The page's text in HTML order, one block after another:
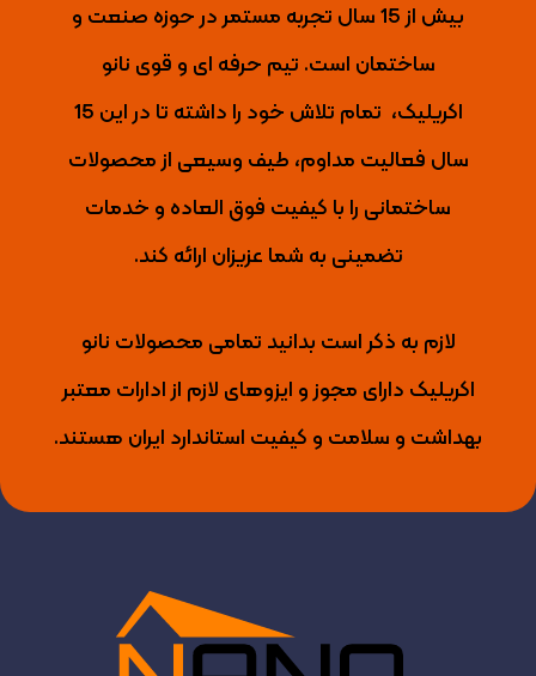
بیش از 15 سال تجربه مستمر در حوزه صنعت و
ساختمان است. تیم حرفه ای و قوی نانو
اکریلیک، تمام تلاش خود را داشته تا
در این 15
سال فعالیت مداوم، طیف وسیعی از محصولات
ساختمانی را با کیفیت فوق العاده و خدمات
تضمینی به شما عزیزان ارائه کند.
لازم به ذکر است بدانید تمامی محصولات نانو
اکریلیک دارای مجوز و ایزوهای لازم از ادارات معتبر
بهداشت و سلامت و کیفیت استاندارد ایران هستند.